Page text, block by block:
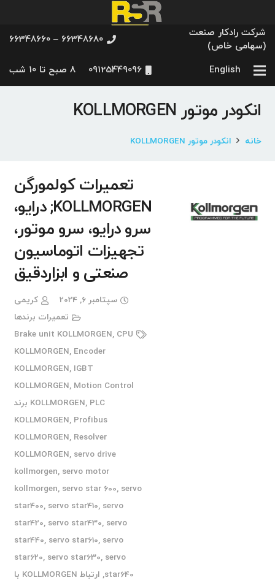
شرکت رادکار صنعت
(سهامی خاص)
66348680 – 66348660
English
09125449096 8 صبح تا 10 شب
انکودر موتور KOLLMORGEN
خانه انکودر موتور KOLLMORGEN
تعمیرات کولمورگن
KOLLMORGEN; درایو،
سرو درایو، سرو موتور،
تجهیزات اتوماسیون
صنعتی و ابزاردقیق
سپتامبر 6, 2024
کریمی
تعمیرات برندها
Brake unit KOLLMORGEN, CPU
KOLLMORGEN, Encoder
KOLLMORGEN, IGBT
KOLLMORGEN, Motion Control
KOLLMORGEN,
PLC برند
KOLLMORGEN, Profibus
KOLLMORGEN, Resolver
KOLLMORGEN, servo drive
kollmorgen, servo motor
kollmorgen, servo star 600, servo
star400, servo star410, servo
star420, servo star430, servo
star440, servo star610, servo
star620, servo star630, servo
star640
,
ارتباط KOLLMORGEN با